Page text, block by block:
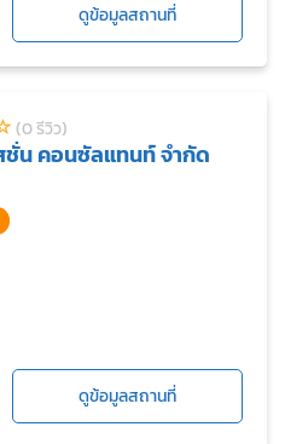
ดูข้อมูลสถานที่
(0 รีวิว)
น คอนซัลแทนท์ จำกัด
ดูข้อมูลสถานที่